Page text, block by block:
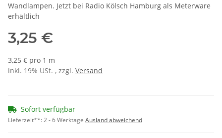
Wandlampen. Jetzt bei Radio Kölsch Hamburg als Meterware
erhältlich
3,25 €
3,25 € pro 1 m
inkl. 19% USt. , zzgl. Versand
Sofort verfügbar
Lieferzeit**:2 - 6 Werktage Ausland abweichend